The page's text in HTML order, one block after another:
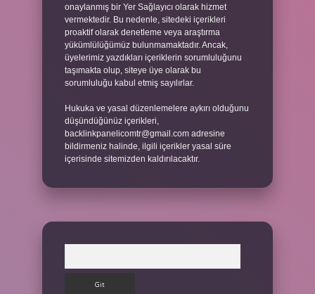
onaylanmış bir Yer Sağlayıcı olarak hizmet
vermektedir. Bu nedenle, sitedeki içerikleri
proaktif olarak denetleme veya araştırma
yükümlülüğümüz bulunmamaktadır. Ancak,
üyelerimiz yazdıkları içeriklerin sorumluluğunu
taşımakta olup, siteye üye olarak bu
sorumluluğu kabul etmiş sayılırlar.
Hukuka ve yasal düzenlemelere aykırı olduğunu
düşündüğünüz içerikleri,
backlinkpanelicomtr@gmail.com adresine
bildirmeniz halinde, ilgili içerikler yasal süre
içerisinde sitemizden kaldırılacaktır.